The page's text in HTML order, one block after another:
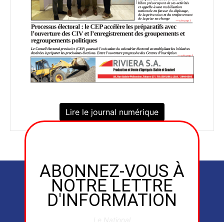
Lire le journal numérique
ABONNEZ-VOUS À
NOTRE LETTRE
D'INFORMATION